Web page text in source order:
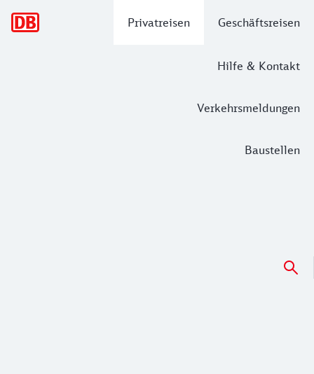
Privatreisen Geschäftsreisen
Hilfe & Kontakt
Verkehrsmeldungen
Baustellen